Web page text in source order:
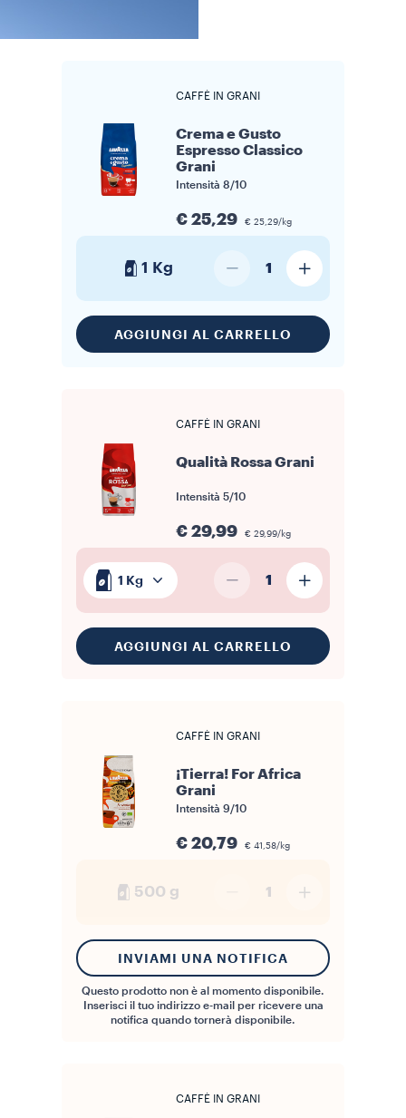
CAFFÈ IN GRANI
Crema e Gusto
Espresso Classico
Grani
Intensità 8/10
€ 25,29 € 25,29/kg
1 Kg 1
AGGIUNGI AL CARRELLO
CAFFÈ IN GRANI
Qualità Rossa Grani
Intensità 5/10
€ 29,99 € 29,99/kg
1 Kg 1
AGGIUNGI AL CARRELLO
CAFFÈ IN GRANI
¡Tierra! For Africa
Grani
Intensità 9/10
€ 20,79 € 41,58/kg
500 g 1
INVIAMI UNA NOTIFICA
Questo prodotto non è al momento disponibile.
Inserisci il tuo indirizzo e-mail per ricevere una
notifica quando tornerà disponibile.
CAFFÈ IN GRANI